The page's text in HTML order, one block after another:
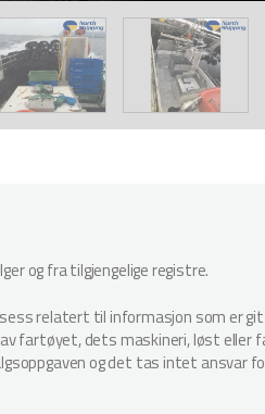
og fra tilgjengelige registre.
relatert til informasjon som er
fartøyet, dets maskineri, løst eller
og det tas intet ansvar